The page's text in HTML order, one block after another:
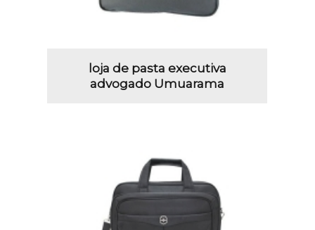
loja de pasta executiva
advogado Umuarama